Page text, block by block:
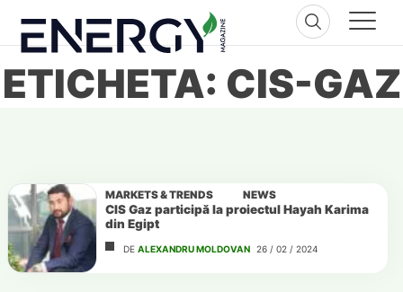
content
ETICHETA: CIS-GAZ
MARKETS & TRENDS NEWS
CIS Gaz participă la proiectul Hayah Karima
din Egipt
DE ALEXANDRU MOLDOVAN 26 / 02 / 2024